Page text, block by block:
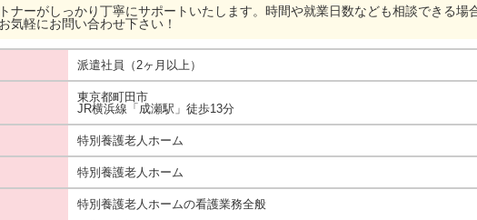
ナーがしっかり丁寧にサポートいたします。時間や就業日数なども相談できる場
気軽にお問い合わせ下さい！
派遣社員（2ヶ月以上）
東京都町田市
JR横浜線「成瀬駅」徒歩13分
特別養護老人ホーム
特別養護老人ホーム
特別養護老人ホームの看護業務全般